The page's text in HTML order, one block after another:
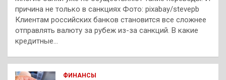
причина не только в санкциях Фото: pixabay/stevepb
Клиентам российских банков становится все сложнее
отправлять валюту за рубеж из-за санкций. В какие
кредитные…
ФИНАНСЫ